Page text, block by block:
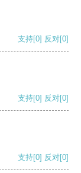
支持[0] 反对[0]
支持[0] 反对[0]
支持[0] 反对[0]